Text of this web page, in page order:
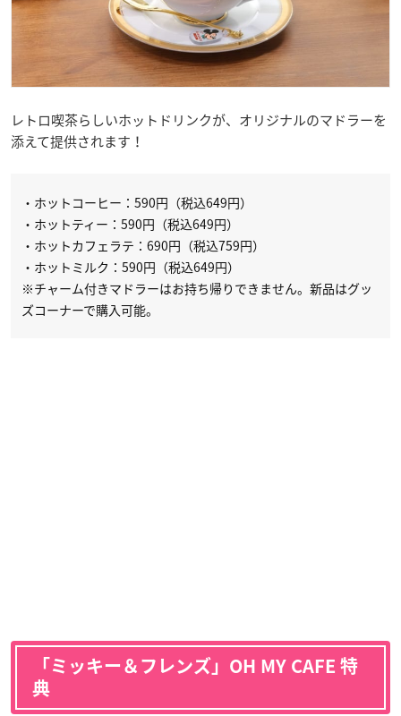
レトロ喫茶らしいホットドリンクが、オリジナルのマドラーを
添えて提供されます！
・ホットコーヒー：590円（税込649円）
・ホットティー：590円（税込649円）
・ホットカフェラテ：690円（税込759円）
・ホットミルク：590円（税込649円）
※チャーム付きマドラーはお持ち帰りできません。新品はグッ
ズコーナーで購入可能。
「ミッキー＆フレンズ」OH MY CAFE 特
典